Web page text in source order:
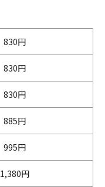
830円
830円
830円
885円
995円
1,380円